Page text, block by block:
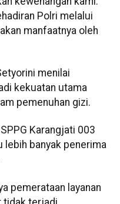
Polri melalui
manfaatnya oleh
menilai
kekuatan utama
pemenuhan gizi.
Karangjati 003
lebih banyak penerima
pemerataan layanan